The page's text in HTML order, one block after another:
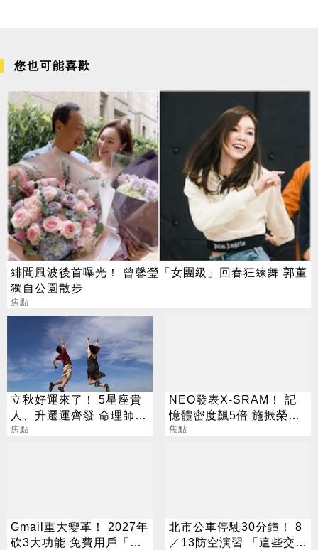
您也可能喜歡
緋聞風波後首曝光！ 曾馨瑩「女團級」回春狂練舞 郭董
獨自公園散步
焦點
立秋好運來了！ 5星座貴
人、升遷運齊發 命理師：
把握黃金轉運期
焦點
NEO發表X-SRAM！ 記
憶體密度飆5倍 施振榮：
半導體迎新革命
焦點
Gmail重大變革！ 2027年
砍3大功能 免費用戶「這
北市公車停駛30分鐘！ 8
／13防空演習 「這些交通